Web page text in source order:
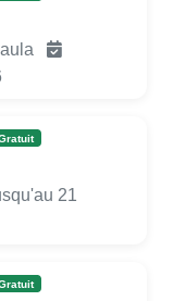
21